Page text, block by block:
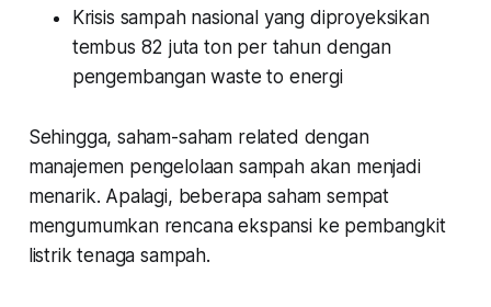
Krisis sampah nasional yang diproyeksikan
tembus 82 juta ton per tahun dengan
pengembangan waste to energi
Sehingga, saham-saham related dengan
manajemen pengelolaan sampah akan menjadi
menarik. Apalagi, beberapa saham sempat
mengumumkan rencana ekspansi ke pembangkit
listrik tenaga sampah.